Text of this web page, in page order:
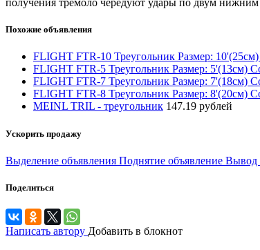
получения тремоло чередуют удары по двум нижним
Похожие объявления
FLIGHT FTR-10 Треугольник Размер: 10'(25cм)
FLIGHT FTR-5 Треугольник Размер: 5'(13cм)
FLIGHT FTR-7 Треугольник Размер: 7'(18cм)
FLIGHT FTR-8 Треугольник Размер: 8'(20cм)
MEINL TRIL - треугольник 147.19 рублей
Ускорить продажу
Выделение объявления Поднятие объявление Вывод
Поделиться
Написать автору Добавить в блокнот